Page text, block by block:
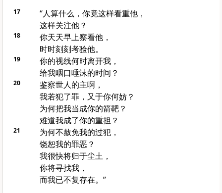
17
“人算什么，你竟这样看重他，
这样关注他？
18
你天天早上察看他，
时时刻刻考验他。
19
你的视线何时离开我，
给我咽口唾沫的时间？
20
鉴察世人的主啊，
我若犯了罪，又于你何妨？
为何把我当成你的箭靶？
难道我成了你的重担？
21
为何不赦免我的过犯，
饶恕我的罪恶？
我很快将归于尘土，
你将寻找我，
而我已不复存在。”